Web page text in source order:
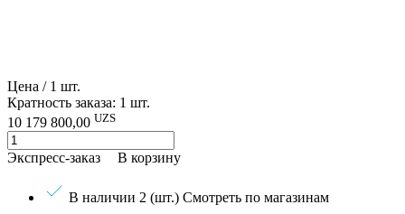
Цена / 1 шт.
Кратность заказа: 1 шт.
10 179 800,00 UZS
Экспресс-заказ В корзину
В наличии 2 (шт.) Смотреть по магазинам